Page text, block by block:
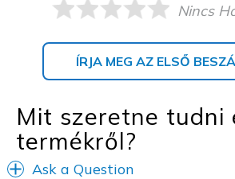
Nincs
ÍRJA MEG AZ ELSŐ
Mit szeretne tudni
termékről?
Ask a Question